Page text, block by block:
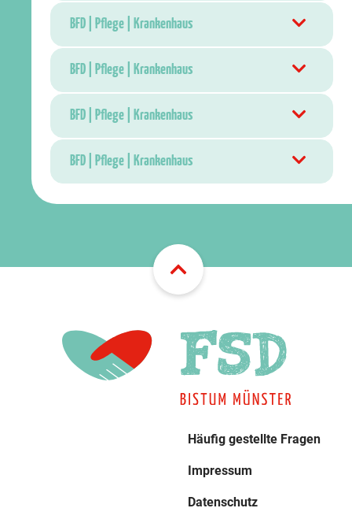
BFD | Pflege | Krankenhaus
BFD | Pflege | Krankenhaus
BFD | Pflege | Krankenhaus
BFD | Pflege | Krankenhaus
Häufig gestellte Fragen
Impressum
Datenschutz